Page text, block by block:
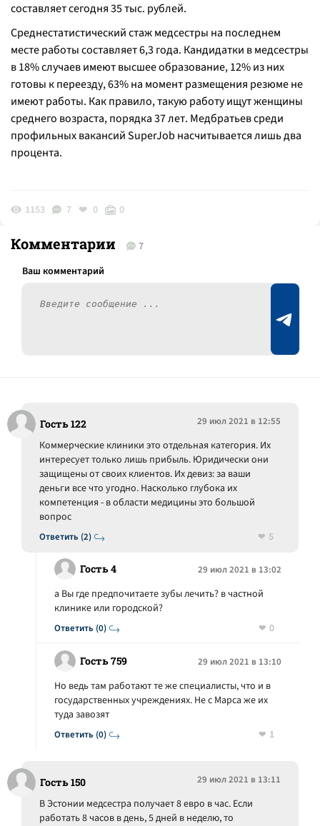
составляет сегодня 35 тыс. рублей.
Среднестатистический стаж медсестры на последнем
месте работы составляет 6,3 года. Кандидатки в медсестры
в 18% случаев имеют высшее образование, 12% из них
готовы к переезду, 63% на момент размещения резюме не
имеют работы. Как правило, такую работу ищут женщины
среднего возраста, порядка 37 лет. Медбратьев среди
профильных вакансий SuperJob насчитывается лишь два
процента.
1153 7 0 0
Комментарии 7
Гость 122 29 июл 2021 в 12:55
Ответить (2)
Коммерческие клиники это отдельная категория. Их
интересует только лишь прибыль. Юридически они
защищены от своих клиентов. Их девиз: за ваши
деньги все что угодно. Насколько глубока их
компетенция - в области медицины это большой
вопрос
5
Гость 4 29 июл 2021 в 13:02
Ответить (0)
а Вы где предпочитаете зубы лечить? в частной
клинике или городской?
0
Гость 759 29 июл 2021 в 13:10
Ответить (0)
Но ведь там работают те же специалисты, что и в
государственных учреждениях. Не с Марса же их
туда завозят
1
Гость 150 29 июл 2021 в 13:11
В Эстонии медсестра получает 8 евро в час. Если
работать 8 часов в день, 5 дней в неделю, то